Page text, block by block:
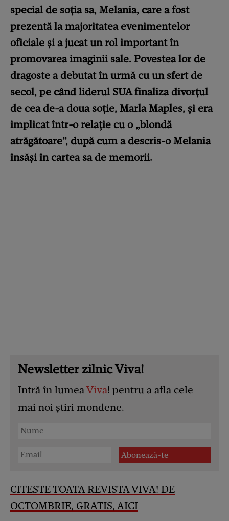
special de soția sa, Melania, care a fost
prezentă la majoritatea evenimentelor
oficiale și a jucat un rol important în
promovarea imaginii sale. Povestea lor de
dragoste a debutat în urmă cu un sfert de
secol, pe când liderul SUA finaliza divorțul
de cea de-a doua soție, Marla Maples, și era
implicat într-o relație cu o „blondă
atrăgătoare”, după cum a descris-o Melania
însăși în cartea sa de memorii.
Newsletter zilnic Viva!
Intră în lumeaViva! pentru a afla cele
mai noi știri mondene.
CITESTE TOATA REVISTA VIVA! DE
OCTOMBRIE, GRATIS, AICI